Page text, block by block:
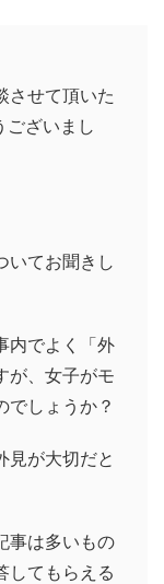
させて頂いた
ざいまし
いてお聞きし
内でよく「外
が、女子がモ
でしょうか？
見が大切だと
事は多いもの
してもらえる